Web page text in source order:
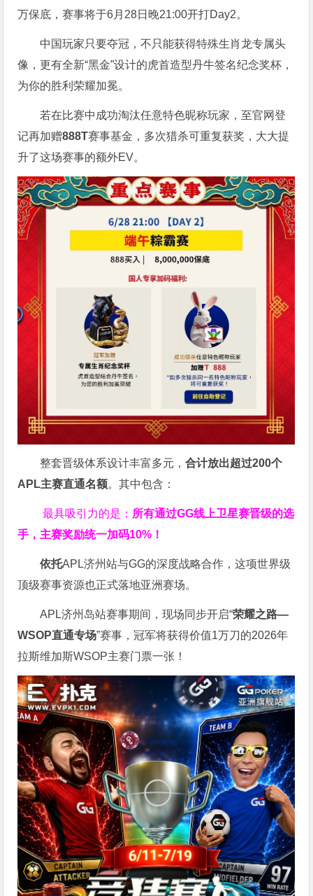
万保底，赛事将于6月28日晚21:00开打Day2。
中国玩家只要夺冠，不只能获得特殊生肖龙专属头
像，更有全新“黑金”设计的虎首造型丹牛签名纪念奖杯，
为你的胜利荣耀加冕。
若在比赛中成功淘汰任意特色昵称玩家，至官网登
记再加赠888T赛事基金，多次猎杀可重复获奖，大大提
升了这场赛事的额外EV。
整套晋级体系设计丰富多元，合计放出超过200个
APL主赛直通名额。其中包含：
最具吸引力的是： 所有通过GG线上卫星赛晋级的选
手，主赛奖励统一加码10% ！
依托APL济州站与GG的深度战略合作，这项世界级
顶级赛事资源也正式落地亚洲赛场。
APL济州岛站赛事期间，现场同步开启“荣耀之路—
WSOP直通专场”赛事，冠军将获得价值1万刀的2026年
拉斯维加斯WSOP主赛门票一张！